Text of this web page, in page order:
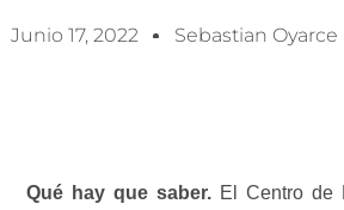
Junio 17, 2022 Sebastian Oyarce
Qué hay que saber. El Centro de